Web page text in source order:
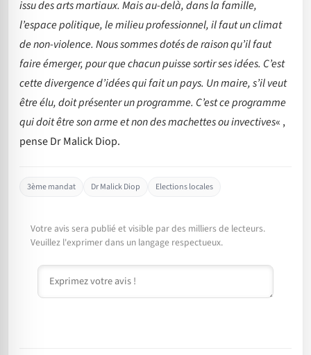
issu des arts martiaux. Mais au-delà, dans la famille,
l’espace politique, le milieu professionnel, il faut un climat
de non-violence. Nous sommes dotés de raison qu’il faut
faire émerger, pour que chacun puisse sortir ses idées. C’est
cette divergence d’idées qui fait un pays. Un maire, s’il veut
être élu, doit présenter un programme. C’est ce programme
qui doit être son arme et non des machettes ou invectives« ,
pense Dr Malick Diop.
3ème mandat Dr Malick Diop Elections locales
Votre avis sera publié et visible par des milliers de lecteurs.
Veuillez l'exprimer dans un langage respectueux.
Commentaire